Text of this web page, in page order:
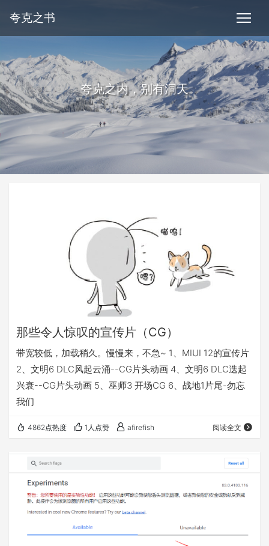
夸克之书
夸克之内，别有洞天
那些令人惊叹的宣传片（CG）
带宽较低，加载稍久。慢慢来，不急~ 1、MIUI 12的宣传片
2、文明6 DLC风起云涌--CG片头动画 4、文明6 DLC迭起
兴衰--CG片头动画 5、巫师3 开场CG 6、战地1片尾-勿忘
我们
4862点热度 1人点赞 afirefish 阅读全文